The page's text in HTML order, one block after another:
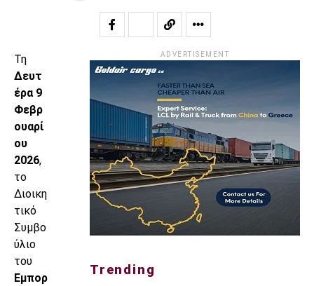
Τη
Δευτ
έρα 9
Φεβρ
ουαρί
ου
2026,
το
Διοικη
τικό
Συμβο
ύλιο
του
Εμπορ
ADVERTISEMENT
Trending